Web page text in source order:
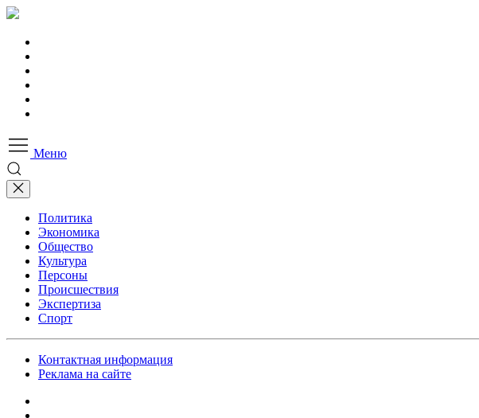
Меню
Политика
Экономика
Общество
Культура
Персоны
Происшествия
Экспертиза
Спорт
Контактная информация
Реклама на сайте